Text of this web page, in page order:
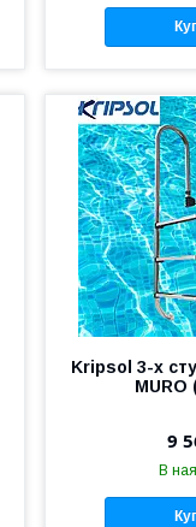
Kripsol 3-х
MURO
9
В